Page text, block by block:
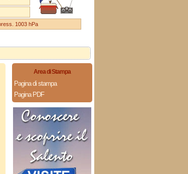
1003 hPa
Area di Stampa
Pagina di stampa
Pagina PDF